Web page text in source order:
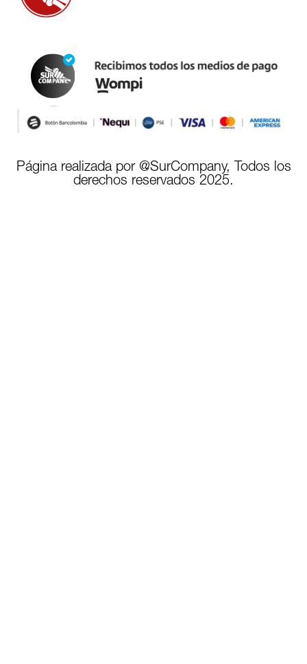
Página realizada por @SurCompany, Todos los
derechos reservados 2025.